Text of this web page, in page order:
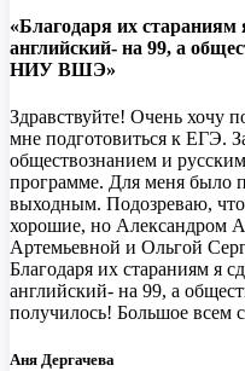
«Благодаря их стараниям
английский- на 99, а
НИУ ВШЭ»
Здравствуйте! Очень хочу
мне подготовиться к ЕГЭ.
обществознанием и
программе. Для меня было
выходным. Подозреваю,
хорошие, но Александром
Артемьевной и Ольгой
Благодаря их стараниям я
английский- на 99, а
получилось! Большое всем
Аня Дергачева